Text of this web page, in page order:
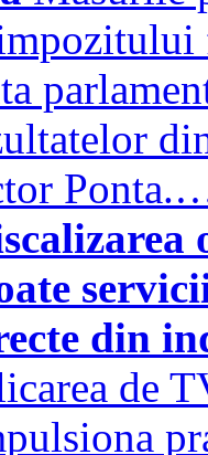
din
de